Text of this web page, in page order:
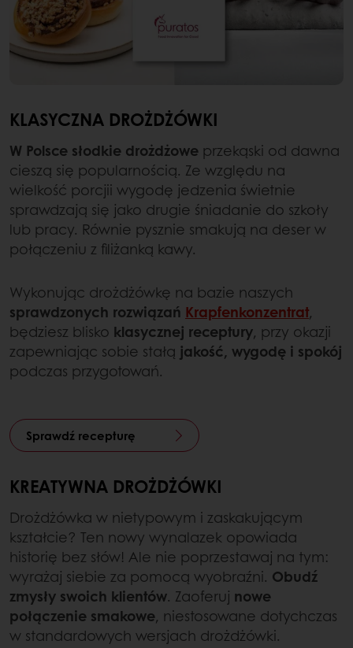
KLASYCZNA DROŻDŻÓWKI
W Polsce słodkie drożdżowe przekąski od dawna
cieszą się popularnością. Ze względu na
wielkość porcjii wygodę jedzenia świetnie
sprawdzają się jako drugie śniadanie do szkoły
lub pracy. Równie pysznie smakują na deser w
połączeniu z filiżanką kawy.
Wykonując drożdżówkę na bazie naszych
sprawdzonych rozwiązań Krapfenkonzentrat,
będziesz blisko klasycznej receptury, przy okazji
zapewniając sobie stałą jakość, wygodę i spokój
podczas przygotowań.
Sprawdź recepturę
KREATYWNA DROŻDŻÓWKI
Drożdżówka w nietypowym i zaskakującym
kształcie? Ten nowy wynalazek opowiada
historię bez słów! Ale nie poprzestawaj na tym:
wyrażaj siebie za pomocą wyobraźni. Obudź
zmysły swoich klientów. Zaoferuj nowe
połączenie smakowe, niestosowane dotychczas
w standardowych wersjach drożdżówki.